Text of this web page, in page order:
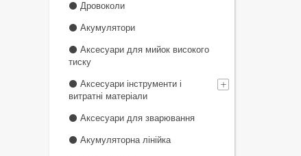
⚫ Дровоколи
⚫ Акумулятори
⚫ Аксесуари для мийок високого
тиску
⚫ Аксесуари інструменти і
витратні матеріали
⚫ Аксесуари для зварювання
⚫ Акумуляторна лінійка